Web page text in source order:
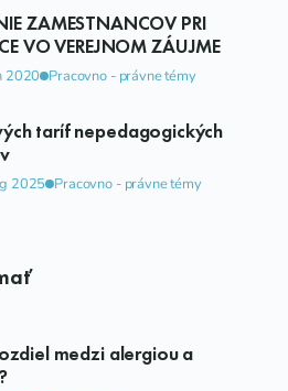
ZAMESTNANCOV PRI
VO VEREJNOM ZÁUJME
2020 Pracovno - právne témy
taríf nepedagogických
2025 Pracovno - právne témy
medzi alergiou a